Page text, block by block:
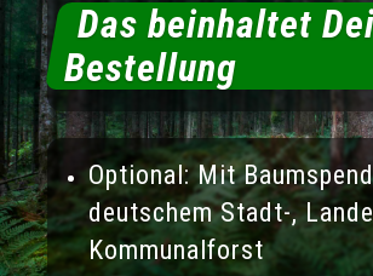
Das beinhaltet
Bestellung
Optional: Mit
deutschem Stadt-,
Kommunalforst